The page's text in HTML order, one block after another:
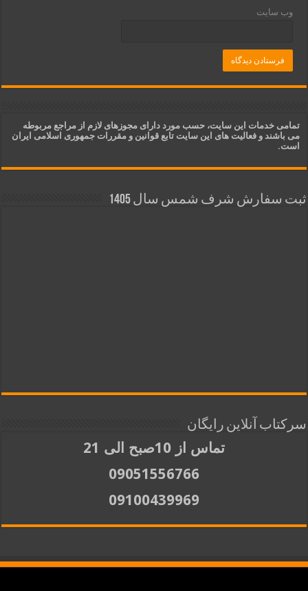
وب‌ سایت
تمامی خدمات این سایت، حسب مورد دارای مجوزهای لازم از مراجع مربوطه
می باشند و فعالیت های این سایت تابع قوانین و مقررات جمهوری اسلامی ایران
است.
ثبت سفارش شرف شمس سال 1405
سرکتاب آنلاین رایگان
تماس از 10صبح الی 21
09051556766
09100439969